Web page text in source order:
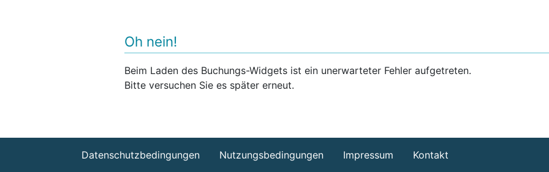
Oh nein!
Beim Laden des Buchungs-Widgets ist ein unerwarteter Fehler aufgetreten.
Bitte versuchen Sie es später erneut.
Datenschutzbedingungen Nutzungsbedingungen Impressum Kontakt